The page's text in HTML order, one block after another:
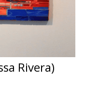
Rivera)